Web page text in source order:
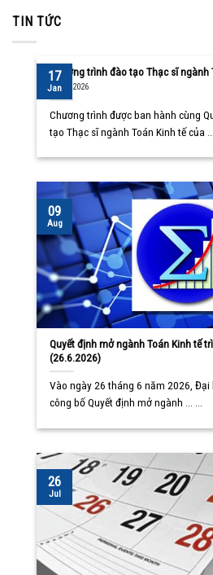
TIN TỨC
Chương trình đào tạo Thạc sĩ ngành
10/08/2026
Chương trình được ban hành cùng
tạo Thạc sĩ ngành Toán Kinh tế của ...
17
Jan
Quyết định mở ngành Toán Kinh tế
(26.6.2026)
Vào ngày 26 tháng 6 năm 2026, Đại
công bố Quyết định mở ngành ... ...
09
Aug
26
Jul